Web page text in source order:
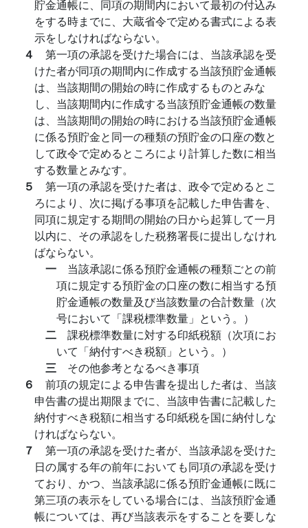
貯金通帳に、同項の期間内において最初の付込み
をする時までに、大蔵省令で定める書式による表
示をしなければならない。
４ 第一項の承認を受けた場合には、当該承認を受
けた者が同項の期間内に作成する当該預貯金通帳
は、当該期間の開始の時に作成するものとみな
し、当該期間内に作成する当該預貯金通帳の数量
は、当該期間の開始の時における当該預貯金通帳
に係る預貯金と同一の種類の預貯金の口座の数と
して政令で定めるところにより計算した数に相当
する数量とみなす。
５ 第一項の承認を受けた者は、政令で定めるとこ
ろにより、次に掲げる事項を記載した申告書を、
同項に規定する期間の開始の日から起算して一月
以内に、その承認をした税務署長に提出しなけれ
ばならない。
一 当該承認に係る預貯金通帳の種類ごとの前
項に規定する預貯金の口座の数に相当する預
貯金通帳の数量及び当該数量の合計数量（次
号において「課税標準数量」という。）
二 課税標準数量に対する印紙税額（次項にお
いて「納付すべき税額」という。）
三 その他参考となるべき事項
６ 前項の規定による申告書を提出した者は、当該
申告書の提出期限までに、当該申告書に記載した
納付すべき税額に相当する印紙税を国に納付しな
ければならない。
７ 第一項の承認を受けた者が、当該承認を受けた
日の属する年の前年においても同項の承認を受け
ており、かつ、当該承認に係る預貯金通帳に既に
第三項の表示をしている場合には、当該預貯金通
帳については、再び当該表示をすることを要しな